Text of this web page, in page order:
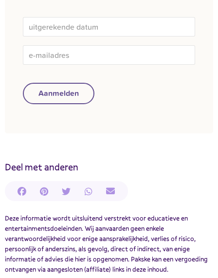
Aanmelden
Deel met anderen
Deze informatie wordt uitsluitend verstrekt voor educatieve en
entertainmentsdoeleinden. Wij aanvaarden geen enkele
verantwoordelijkheid voor enige aansprakelijkheid, verlies of risico,
persoonlijk of anderszins, als gevolg, direct of indirect, van enige
informatie of advies die hier is opgenomen. Pakske kan een vergoeding
ontvangen via aangesloten (affiliate) links in deze inhoud.